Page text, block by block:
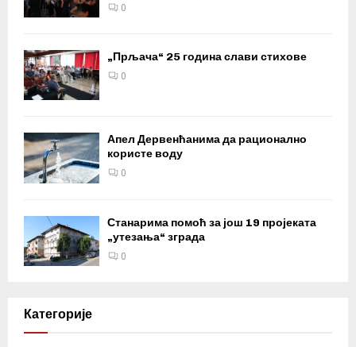
0
„Прљача“ 25 година слави стихове
0
Апел Дервенћанима да рационално
користе воду
0
Станарима помоћ за још 19 пројеката
„утезања“ зграда
0
Категорије